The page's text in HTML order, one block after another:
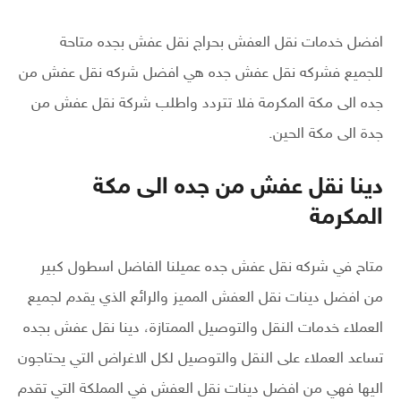
افضل خدمات نقل العفش بحراج نقل عفش بجده متاحة
للجميع فشركه نقل عفش جده هي افضل شركه نقل عفش من
جده الى مكة المكرمة فلا تتردد واطلب شركة نقل عفش من
جدة الى مكة الحين.
دينا نقل عفش من جده الى مكة
المكرمة
متاح في شركه نقل عفش جده عميلنا الفاضل اسطول كبير
من افضل دينات نقل العفش المميز والرائع الذي يقدم لجميع
العملاء خدمات النقل والتوصيل الممتازة، دينا نقل عفش بجده
تساعد العملاء على النقل والتوصيل لكل الاغراض التي يحتاجون
اليها فهي من افضل دينات نقل العفش في المملكة التي تقدم